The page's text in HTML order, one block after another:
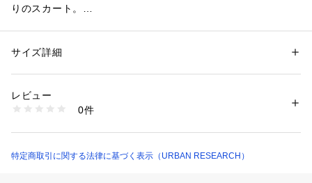
りのスカート。
すっきりとしたストレートシルエットが縦のラインをきれいに
広いスタイリングに活躍します。
その人自身のスタイルを作ってくれる服。
性別：レディース
素材：表生地 : ポリエステル89% ポリウレタン11%裏生地 : ポリエステル
生産国：中国
商品番号：1650000134607 （モール）
サイズ詳細
レビュー
0件
特定商取引に関する法律に基づく表示（URBAN RESEARCH）